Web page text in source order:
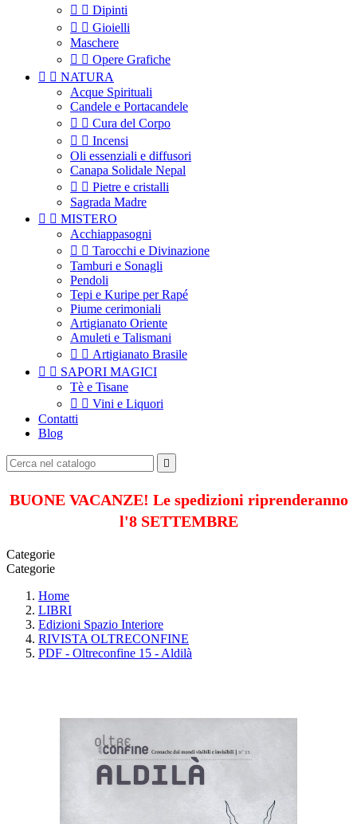
  Dipinti
  Gioielli
Maschere
  Opere Grafiche
  NATURA
Acque Spirituali
Candele e Portacandele
  Cura del Corpo
  Incensi
Oli essenziali e diffusori
Canapa Solidale Nepal
  Pietre e cristalli
Sagrada Madre
  MISTERO
Acchiappasogni
  Tarocchi e Divinazione
Tamburi e Sonagli
Pendoli
Tepi e Kuripe per Rapé
Piume cerimoniali
Artigianato Oriente
Amuleti e Talismani
  Artigianato Brasile
  SAPORI MAGICI
Tè e Tisane
  Vini e Liquori
Contatti
Blog

BUONE VACANZE! Le spedizioni riprenderanno
l'8 SETTEMBRE
Categorie
Categorie
Home
LIBRI
Edizioni Spazio Interiore
RIVISTA OLTRECONFINE
PDF - Oltreconfine 15 - Aldilà